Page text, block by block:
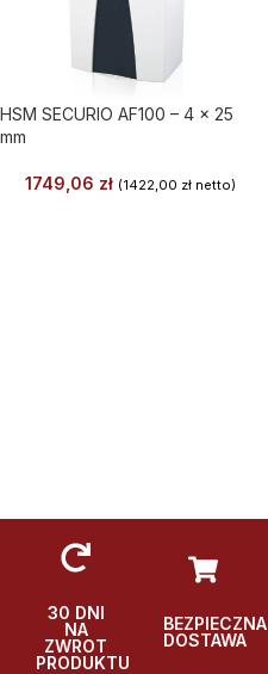
HSM SECURIO AF100 – 4 x 25
mm
1749,06 zł (1422,00 zł netto)
30 DNI
NA
ZWROT
PRODUKTU
BEZPIECZNA
DOSTAWA